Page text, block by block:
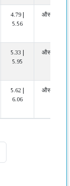
4.79 |
5.56
औसत
5.33 |
5.95
औसत
5.62 |
6.06
औसत